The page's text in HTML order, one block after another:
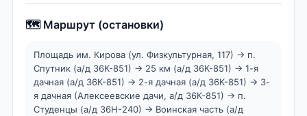
🗺️ Маршрут (остановки)
Площадь им. Кирова (ул. Физкультурная, 117) → п.
Спутник (а/д 36К-851) → 25 км (а/д 36К-851) → 1-я
дачная (а/д 36К-851) → 2-я дачная (а/д 36К-851) → 3-
я дачная (Алексеевские дачи, а/д 36К-851) → п.
Студенцы (а/д 36Н-240) → Воинская часть (а/д